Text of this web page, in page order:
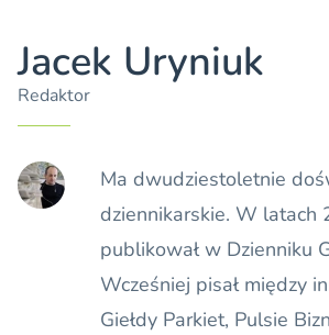
Jacek Uryniuk
Redaktor
Ma dwudziestoletnie
dziennikarskie. W
publikował w Dzienniku
Wcześniej pisał między
Giełdy Parkiet, Pulsie